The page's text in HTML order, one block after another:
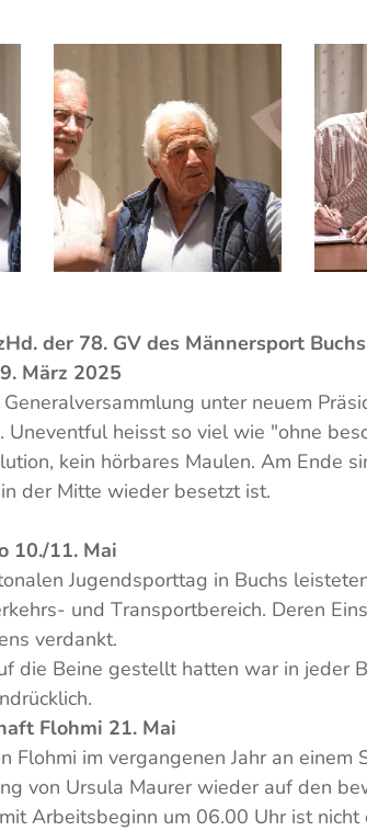
der 78. GV des Männersport Buchs
März 2025
unter neuem
heisst so viel wie "ohne
kein hörbares Maulen. Am Ende
der Mitte wieder besetzt ist.
10./11. Mai
Jugendsporttag in Buchs
und Transportbereich. Deren
verdankt.
die Beine gestellt hatten war in jeder
Flohmi 21. Mai
Flohmi im vergangenen Jahr an einem
von Ursula Maurer wieder auf den
Arbeitsbeginn um 06.00 Uhr ist nicht